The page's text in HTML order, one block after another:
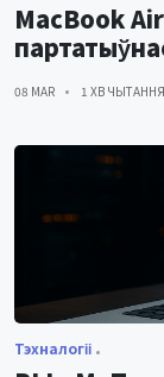
MacBook
08 MAR 1 ХВ ЧЫТАННЯ
Тэхналогіі